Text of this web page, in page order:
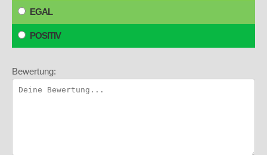
EGAL
POSITIV
Bewertung: